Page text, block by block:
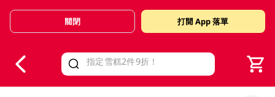
Valid Until 30 June 2026
關閉 打開 App 落單